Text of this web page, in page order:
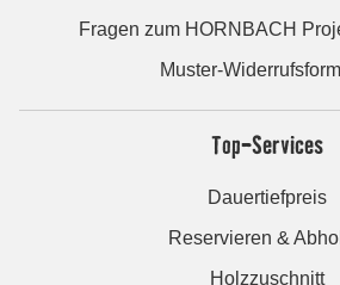
Fragen zum HORNBACH
Muster-
Top-Services
Dauertiefpreis
Reservieren &
Holzzuschnitt